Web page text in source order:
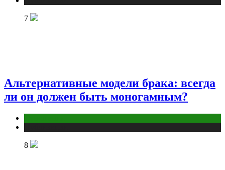
7
Альтернативные модели брака: всегда
ли он должен быть моногамным?
8